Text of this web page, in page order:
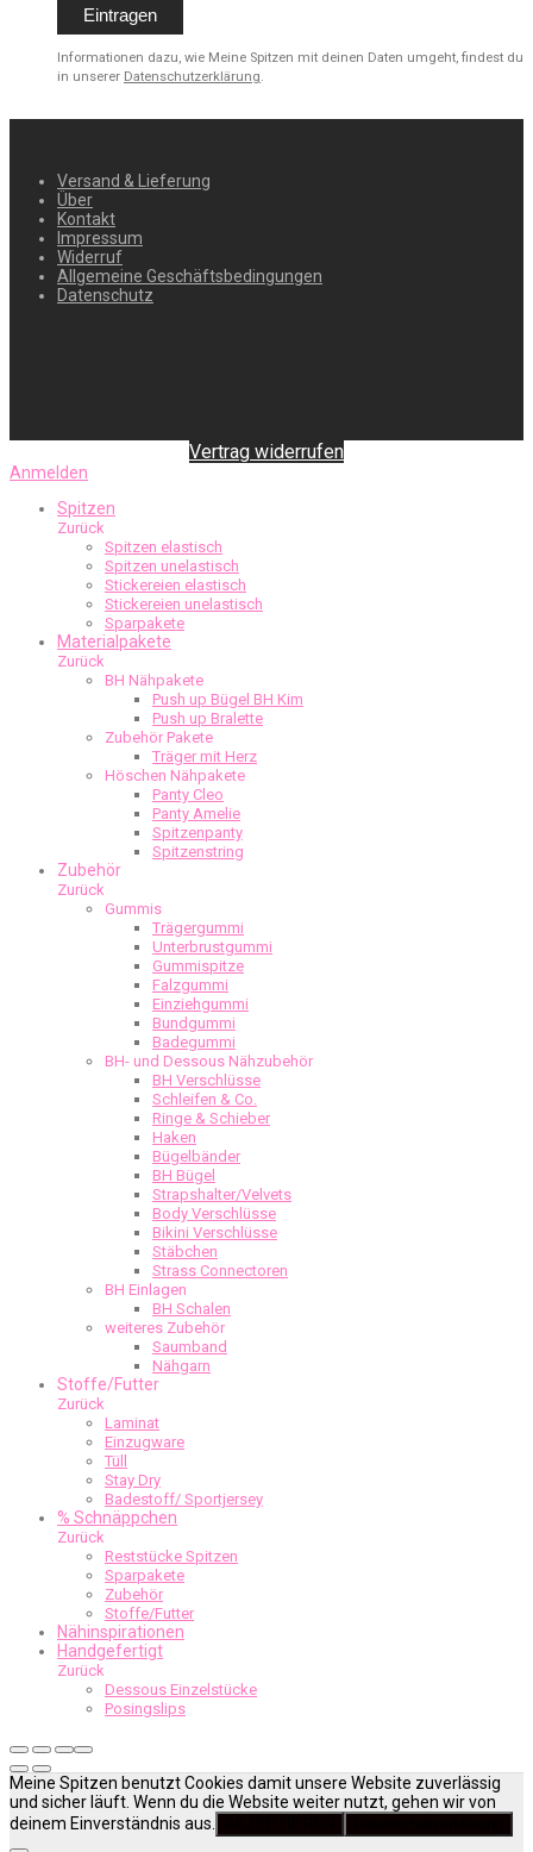
Informationen dazu, wie Meine Spitzen mit deinen Daten umgeht, findest du
in unserer Datenschutzerklärung.
Versand & Lieferung
Über
Kontakt
Impressum
Widerruf
Allgemeine Geschäftsbedingungen
Datenschutz
Vertrag widerrufen
Anmelden
Spitzen
Zurück
Spitzen elastisch
Spitzen unelastisch
Stickereien elastisch
Stickereien unelastisch
Sparpakete
Materialpakete
Zurück
BH Nähpakete
Push up Bügel BH Kim
Push up Bralette
Zubehör Pakete
Träger mit Herz
Höschen Nähpakete
Panty Cleo
Panty Amelie
Spitzenpanty
Spitzenstring
Zubehör
Zurück
Gummis
Trägergummi
Unterbrustgummi
Gummispitze
Falzgummi
Einziehgummi
Bundgummi
Badegummi
BH- und Dessous Nähzubehör
BH Verschlüsse
Schleifen & Co.
Ringe & Schieber
Haken
Bügelbänder
BH Bügel
Strapshalter/Velvets
Body Verschlüsse
Bikini Verschlüsse
Stäbchen
Strass Connectoren
BH Einlagen
BH Schalen
weiteres Zubehör
Saumband
Nähgarn
Stoffe/Futter
Zurück
Laminat
Einzugware
Tüll
Stay Dry
Badestoff/ Sportjersey
% Schnäppchen
Zurück
Reststücke Spitzen
Sparpakete
Zubehör
Stoffe/Futter
Nähinspirationen
Handgefertigt
Zurück
Dessous Einzelstücke
Posingslips
Meine Spitzen benutzt Cookies damit unsere Website zuverlässig
und sicher läuft. Wenn du die Website weiter nutzt, gehen wir von
deinem Einverständnis aus.